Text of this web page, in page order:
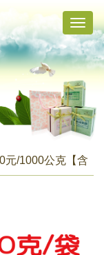
Toggle
元/1000公克【含